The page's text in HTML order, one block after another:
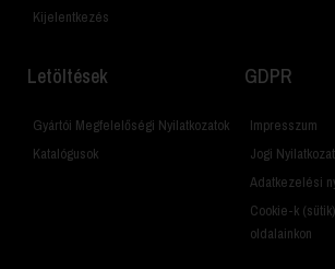
Kijelentkezés
Letöltések
Gyártói Megfelelőségi Nyilatkozatok
Katalógusok
GDPR
Impresszum
Jogi Nyilatkozat
Adatkezelési
Cookie-k
oldalainkon